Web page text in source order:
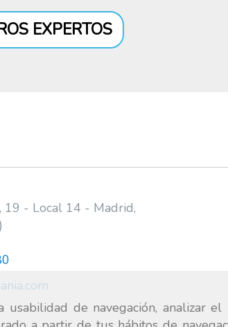
de navegación, analizar
EXPERTOS
19 - Local 14 - Madrid,